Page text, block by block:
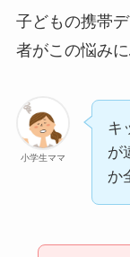
子どもの携帯
者がこの悩みに
小学生ママ
キ
が
か